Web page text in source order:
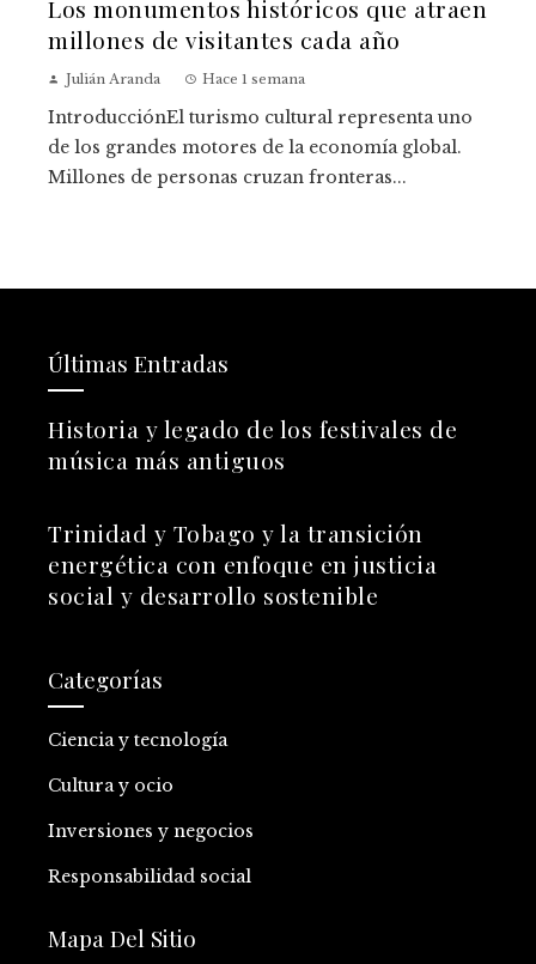
Los monumentos históricos que atraen
millones de visitantes cada año
Julián Aranda Hace 1 semana
IntroducciónEl turismo cultural representa uno
de los grandes motores de la economía global.
Millones de personas cruzan fronteras...
Últimas Entradas
Historia y legado de los festivales de
música más antiguos
Trinidad y Tobago y la transición
energética con enfoque en justicia
social y desarrollo sostenible
Categorías
Ciencia y tecnología
Cultura y ocio
Inversiones y negocios
Responsabilidad social
Mapa Del Sitio